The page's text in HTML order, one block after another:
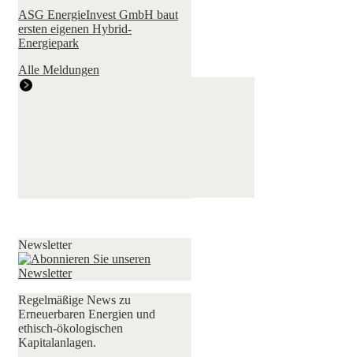
ASG EnergieInvest GmbH baut
ersten eigenen Hybrid-
Energiepark
Alle Meldungen
Newsletter
Regelmäßige News zu
Erneuerbaren Energien und
ethisch-ökologischen
Kapitalanlagen.